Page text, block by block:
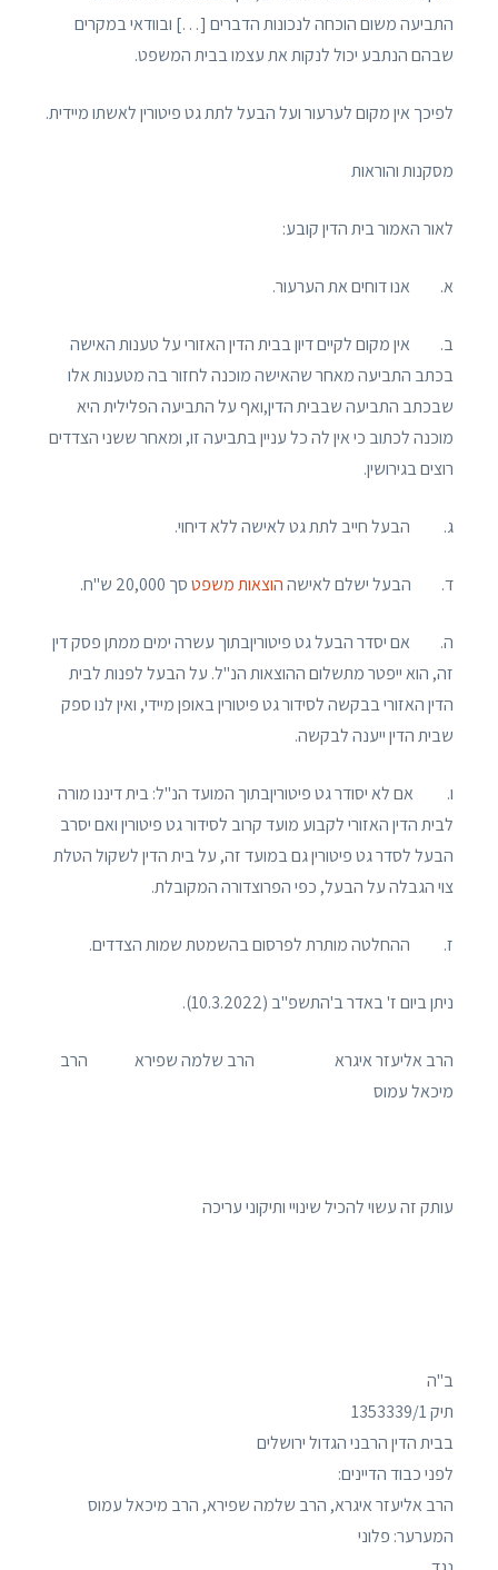
התביעה משום הוכחה לנכונות הדברים […] ובוודאי במקרים
שבהם הנתבע יכול לנקות את עצמו בבית המשפט.
לפיכך אין מקום לערעור ועל הבעל לתת גט פיטורין לאשתו מיידית.
מסקנות והוראות
לאור האמור בית הדין קובע:
א. אנו דוחים את הערעור.
ב. אין מקום לקיים דיון בבית הדין האזורי על טענות האישה
בכתב התביעה מאחר שהאישה מוכנה לחזור בה מטענות אלו
שבכתב התביעה שבבית הדין,ואף על התביעה הפלילית היא
מוכנה לכתוב כי אין לה כל עניין בתביעה זו, ומאחר ששני הצדדים
רוצים בגירושין.
ג. הבעל חייב לתת גט לאישה ללא דיחוי.
ד. הבעל ישלם לאישההוצאות משפטסך 20,000 ש"ח.
ה. אם יסדר הבעל גט פיטוריןבתוך עשרה ימים ממתן פסק דין
זה, הוא ייפטר מתשלום ההוצאות הנ"ל. על הבעל לפנות לבית
הדין האזורי בבקשה לסידור גט פיטורין באופן מיידי, ואין לנו ספק
שבית הדין ייענה לבקשה.
ו. אם לא יסודר גט פיטוריןבתוך המועד הנ"ל: בית דיננו מורה
לבית הדין האזורי לקבוע מועד קרוב לסידור גט פיטורין ואם יסרב
הבעל לסדר גט פיטורין גם במועד זה, על בית הדין לשקול הטלת
צוי הגבלה על הבעל, כפי הפרוצדורה המקובלת.
ז. ההחלטה מותרת לפרסום בהשמטת שמות הצדדים.
ניתן ביום ז' באדר ב'התשפ"ב (10.3.2022).
הרב אליעזר איגרא הרב שלמה שפירא הרב
מיכאל עמוס
עותק זה עשוי להכיל שינויי ותיקוני עריכה
ב"ה
תיק 1353339/1
בבית הדין הרבני הגדול ירושלים
לפני כבוד הדיינים:
הרב אליעזר איגרא, הרב שלמה שפירא, הרב מיכאל עמוס
המערער: פלוני